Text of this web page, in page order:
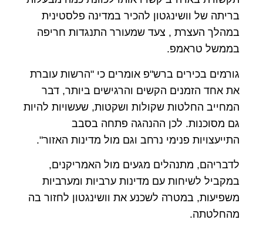
בריתה של וושינגטון להכיר במדינה פלסטינית
במהלך העצרת , צעד שמעורר התנגדות חריפה
בממשל טראמפ.
גורמים בכירים ברש"פ אומרים כי "הרשות עוברת
את אחד הזמנים הקשים והרגישים ביותר, דבר
המחייב החלטות שקולות ושקטות, שעשויות להיות
גם מסוכנות. לכן ההנהגה פתחה בסבב
התייעצויות פנימי נרחב וגם מול מדינות האזור".
לדבריהם, מתנהלים מגעים מול האמריקנים,
במקביל לשיחות עם מדינות ערביות ומערביות
משפיעות, במטרה לשכנע את וושינגטון לחזור בה
מהחלטתה.